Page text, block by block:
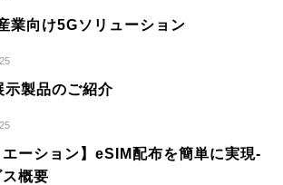
業向け5Gソリューション
示製品のご紹介
エーション】eSIM配布を簡単に実現-
概要